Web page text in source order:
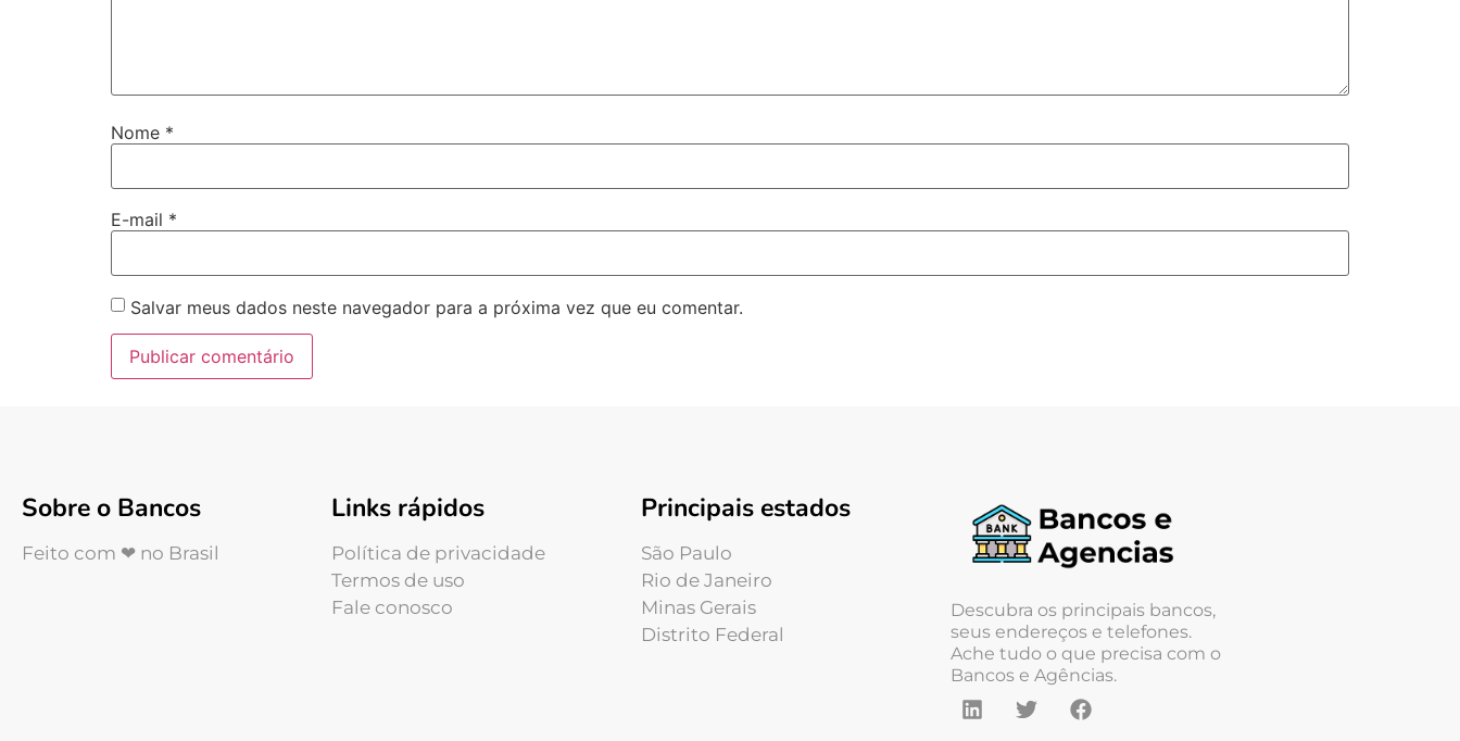
Nome *
E-mail *
Salvar meus dados neste navegador para a próxima vez que eu comentar.
Sobre o Bancos
Feito com ❤ no Brasil
Links rápidos
Política de privacidade
Termos de uso
Fale conosco
Principais estados
São Paulo
Rio de Janeiro
Minas Gerais
Distrito Federal
Descubra os principais bancos,
seus endereços e telefones.
Ache tudo o que precisa com o
Bancos e Agências.